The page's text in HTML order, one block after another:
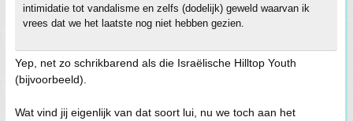
intimidatie tot vandalisme en zelfs (dodelijk) geweld waarvan ik
vrees dat we het laatste nog niet hebben gezien.
Yep, net zo schrikbarend als die Israëlische Hilltop Youth
(bijvoorbeeld).
Wat vind jij eigenlijk van dat soort lui, nu we toch aan het